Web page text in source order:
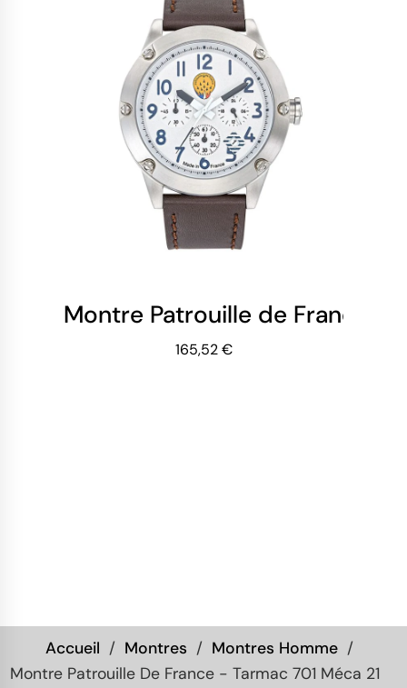
Montre Patrouille de France -
165,52 €
Accueil Montres
Montres Homme
Montre Patrouille De France - Tarmac 701 Méca 21